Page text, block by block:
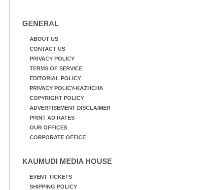
GENERAL
ABOUT US
CONTACT US
PRIVACY POLICY
TERMS OF SERVICE
EDITORIAL POLICY
PRIVACY POLICY-KAZHCHA
COPYRIGHT POLICY
ADVERTISEMENT DISCLAIMER
PRINT AD RATES
OUR OFFICES
CORPORATE OFFICE
KAUMUDI MEDIA HOUSE
EVENT TICKETS
SHIPPING POLICY